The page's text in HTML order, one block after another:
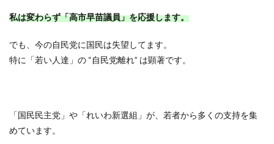
私は変わらず「高市早苗議員」を応援します。
でも、今の自民党に国民は失望してます。
特に「若い人達」の “自民党離れ” は顕著です。
「国民民主党」や「れいわ新選組」が、若者から多くの支持を集
めています。